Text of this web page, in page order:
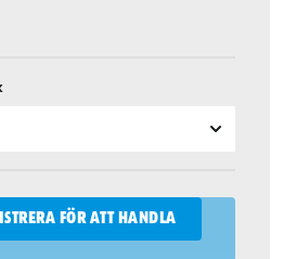
FÖR ATT HANDLA
LÄGG I VARUKORGEN